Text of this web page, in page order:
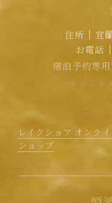
住所 宜
お電話
宿泊予約専
ファックス
レイクショア オンライ
ショップ